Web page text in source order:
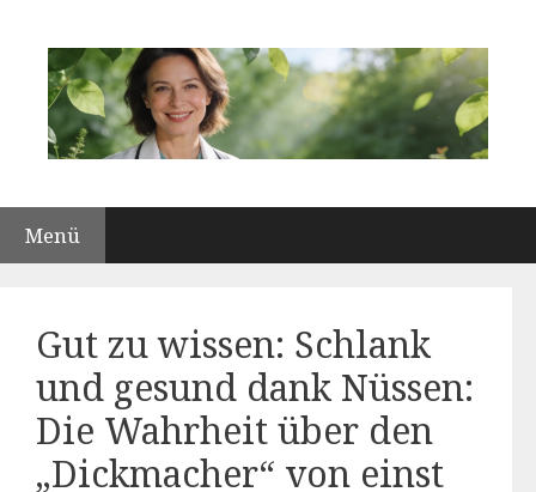
Inhalt
springen
Menü
Gut zu wissen: Schlank
und gesund dank Nüssen:
Die Wahrheit über den
„Dickmacher“ von einst